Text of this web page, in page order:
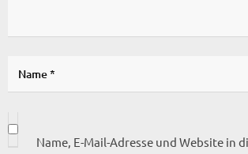
Name, E-Mail-Adresse und Website in